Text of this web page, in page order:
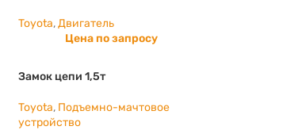
Toyota, Двигатель
Цена по запросу
Замок цепи 1,5т
Toyota, Подъемно-мачтовое
устройство